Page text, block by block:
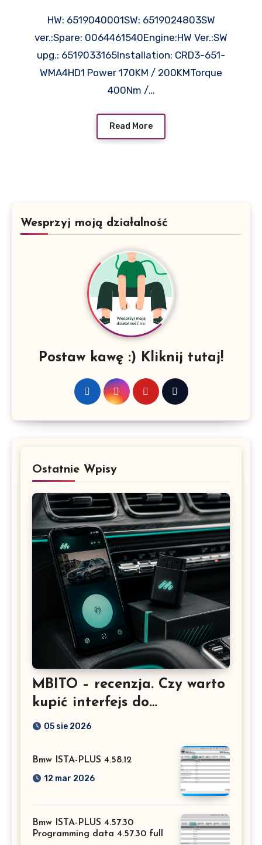
HW: 6519040001SW: 6519024803SW
ver.:Spare: 0064461540Engine:HW Ver.:SW
upg.: 6519033165Installation: CRD3-651-
WMA4HD1 Power 170KM / 200KMTorque
400Nm /…
Read More
Wesprzyj moją działalność
Postaw kawę :) Kliknij tutaj!
Ostatnie Wpisy
MBITO – recenzja. Czy warto
kupić interfejs do
Mercedesa? Test, opinia i
05 sie 2026
Bmw ISTA-PLUS 4.58.12
12 mar 2026
Bmw ISTA-PLUS 4.57.30
Programming data 4.57.30 full